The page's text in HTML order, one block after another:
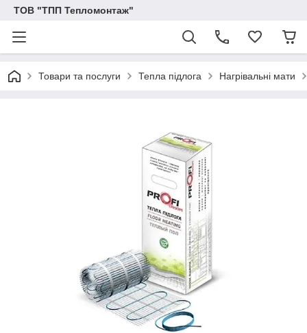
ТОВ "ТПП Тепломонтаж"
Товари та послуги Тепла підлога Нагрівальні мати